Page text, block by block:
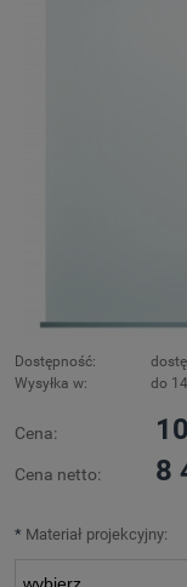
Dostępność:
Wysyłka w:
do
Cena:
Cena netto: 8
* Materiał projekcyjny: